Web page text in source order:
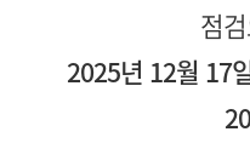
점
2025년 12월 17